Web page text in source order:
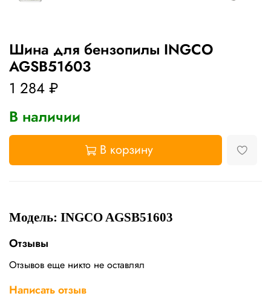
Шина для бензопилы INGCO
AGSB51603
1 284 ₽
В наличии
В корзину
Модель: INGCO AGSB51603
Отзывы
Отзывов еще никто не оставлял
Написать отзыв